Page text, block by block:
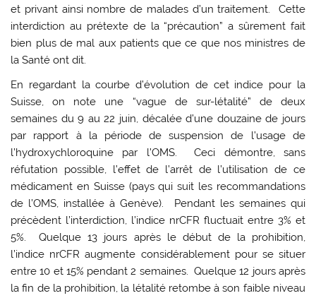
et privant ainsi nombre de malades d’un traitement. Cette
interdiction au prétexte de la “précaution” a sûrement fait
bien plus de mal aux patients que ce que nos ministres de
la Santé ont dit.
En regardant la courbe d’évolution de cet indice pour la
Suisse, on note une “vague de sur-létalité” de deux
semaines du 9 au 22 juin, décalée d’une douzaine de jours
par rapport à la période de suspension de l’usage de
l’hydroxychloroquine par l’OMS. Ceci démontre, sans
réfutation possible, l’effet de l’arrêt de l’utilisation de ce
médicament en Suisse (pays qui suit les recommandations
de l’OMS, installée à Genève). Pendant les semaines qui
précèdent l’interdiction, l’indice nrCFR fluctuait entre 3% et
5%. Quelque 13 jours après le début de la prohibition,
l’indice nrCFR augmente considérablement pour se situer
entre 10 et 15% pendant 2 semaines. Quelque 12 jours après
la fin de la prohibition, la létalité retombe à son faible niveau